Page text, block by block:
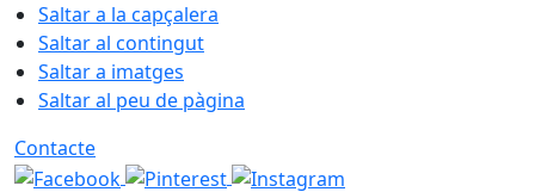
Saltar a la capçalera
Saltar al contingut
Saltar a imatges
Saltar al peu de pàgina
Contacte